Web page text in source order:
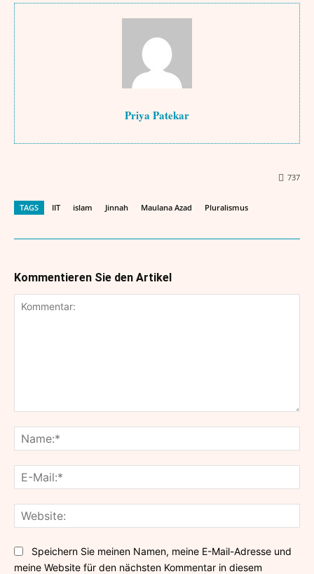
Priya Patekar
737
TAGS IIT islam Jinnah Maulana Azad Pluralismus
Kommentieren Sie den Artikel
Speichern Sie meinen Namen, meine E-Mail-Adresse und
meine Website für den nächsten Kommentar in diesem